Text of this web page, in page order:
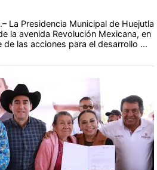
La Presidencia Municipal de Huejutla
la avenida Revolución Mexicana, en
las acciones para el desarrollo ...